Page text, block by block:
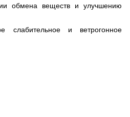
обмена веществ и улучшению
слабительное и ветрогонное